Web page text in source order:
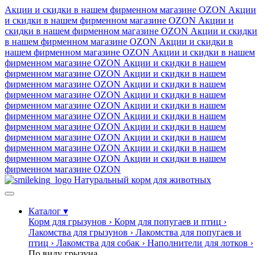
Акции и скидки в нашем фирменном магазине OZON Акции
и скидки в нашем фирменном магазине OZON Акции и
скидки в нашем фирменном магазине OZON Акции и скидки
в нашем фирменном магазине OZON Акции и скидки в
нашем фирменном магазине OZON Акции и скидки в нашем
фирменном магазине OZON Акции и скидки в нашем
фирменном магазине OZON Акции и скидки в нашем
фирменном магазине OZON Акции и скидки в нашем
фирменном магазине OZON Акции и скидки в нашем
фирменном магазине OZON Акции и скидки в нашем
фирменном магазине OZON Акции и скидки в нашем
фирменном магазине OZON Акции и скидки в нашем
фирменном магазине OZON Акции и скидки в нашем
фирменном магазине OZON Акции и скидки в нашем
фирменном магазине OZON Акции и скидки в нашем
фирменном магазине OZON
Натуральный корм для животных
Каталог ▾
Корм для грызунов › Корм для попугаев и птиц ›
Лакомства для грызунов › Лакомства для попугаев и
птиц › Лакомства для собак › Наполнители для лотков ›